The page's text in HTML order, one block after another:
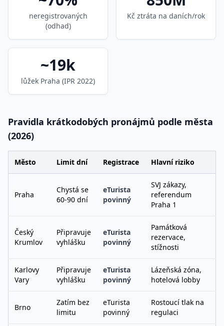
neregistrovaných
(odhad)
Kč ztráta na daních/rok
~19k
lůžek Praha (IPR 2022)
Pravidla krátkodobých pronájmů podle města
(2026)
Město Limit dní Registrace Hlavní riziko
Praha
Chystá se
60-90 dní
eTurista
povinný
SVJ zákazy,
referendum
Praha 1
Český
Krumlov
Připravuje
vyhlášku
eTurista
povinný
Památková
rezervace,
stížnosti
Karlovy
Vary
Připravuje
vyhlášku
eTurista
povinný
Lázeňská zóna,
hotelová lobby
Brno
Zatím bez
limitu
eTurista
povinný
Rostoucí tlak na
regulaci